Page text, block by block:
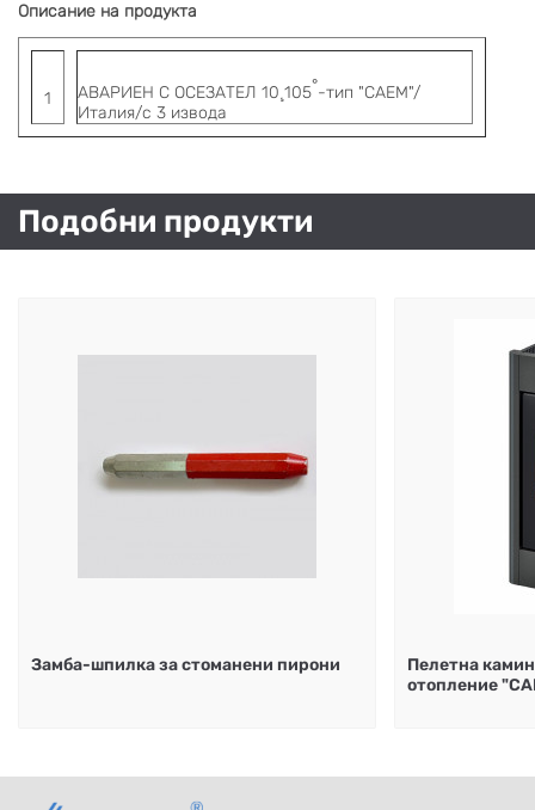
Описание на продукта
1 АВАРИЕН С ОСЕЗАТЕЛ 10¸105°-тип "CAEM"/
Италия/с 3 извода
Подобни продукти
Замба-шпилка за стоманени пирони
Пелетна
отопление